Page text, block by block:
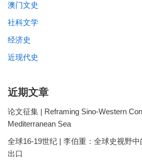
澳门文史
社科文学
经济史
近现代史
近期文章
论文征集 | Reframing Sino-Western
Mediterranean Sea
全球16-19世纪 | 李伯重：全球史视野
出口